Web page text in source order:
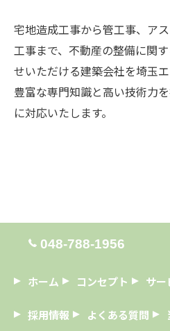
宅地造成工事から管工事、ア
工事まで、不動産の整備に関
せいただける建築会社を埼玉
豊富な専門知識と高い技術力
に対応いたします。
048-788-1956
ホーム コンセプト サー
採用情報 よくある質問